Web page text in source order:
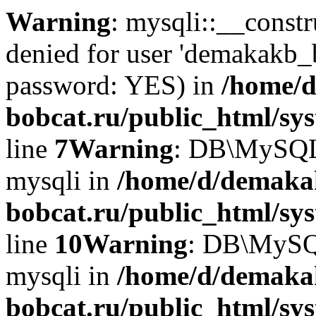
Warning:
denied for user
password: YES) in /home/
bobcat.ru/public_html/
line 7Warning:
mysqli in /home/d/
bobcat.ru/public_html/
line 10Warning:
mysqli in /home/d/
bobcat.ru/public_html/